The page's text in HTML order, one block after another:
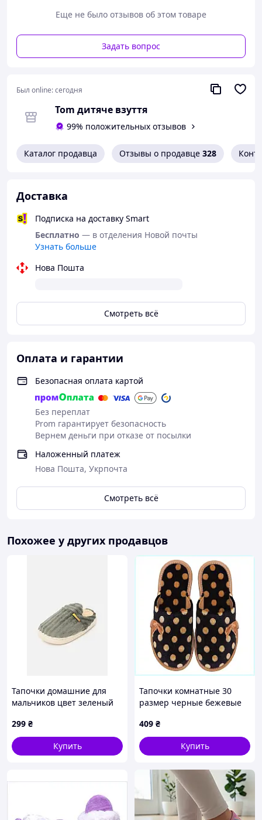
Еще не было отзывов об этом товаре
Задать вопрос
Был online:сегодня
Tom дитяче взуття
99% положительных отзывов
Каталог продавца Отзывы о продавце 328
Доставка
Подписка на доставку Smart
Бесплатно — в отделения Новой почты
Узнать больше
Нова Пошта
Смотреть всё
Оплата и гарантии
Безопасная оплата картой
Без переплат
Prom гарантирует безопасность
Вернем деньги при отказе от посылки
Наложенный платеж
Нова Пошта, Укрпочта
Смотреть всё
Похожее у других продавцов
Тапочки домашние для
мальчиков цвет зеленый
299 ₴
Купить
Тапочки комнатные 30
размер черные бежевые
409 ₴
Купить